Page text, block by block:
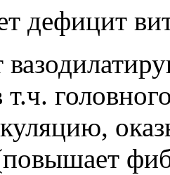
дефицит
т.ч.